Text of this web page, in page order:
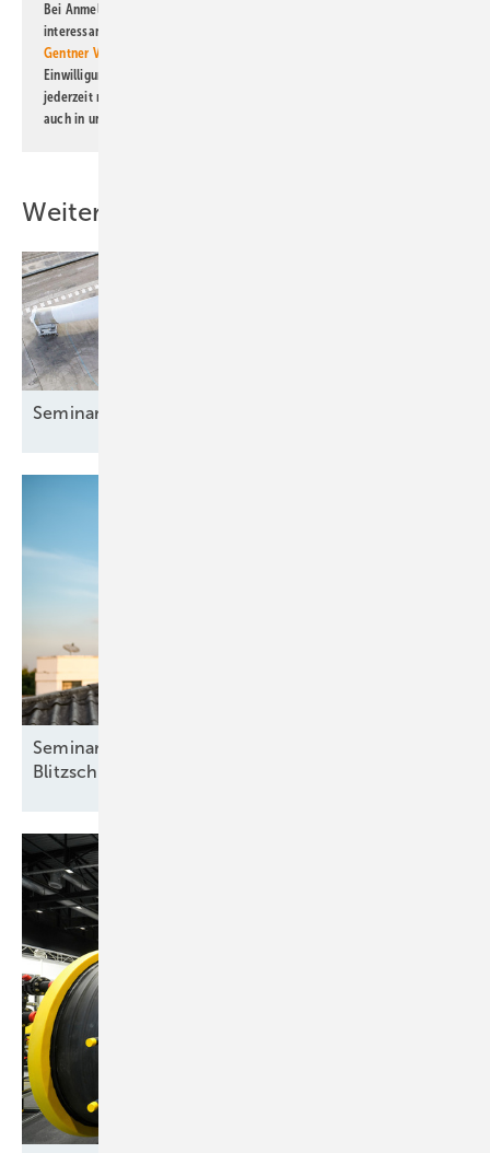
Bei Anmeldung zu diesem Newsletter bin ich damit einverstanden, über
interessante Verlags- und Online-Angebote
Gentner Verlag GmbH & Co. KG
Einwilligung kann ich jederzeit widerrufen und eine Abmeldung ist
jederzeit möglich. Informationen zum Umgang mit Daten finden Sie
auch in unserer
Weitere Inhalte
Seminar: Grundlagen der
Seminar: Basisqualifikation für die
Blitzschutzfachkraft